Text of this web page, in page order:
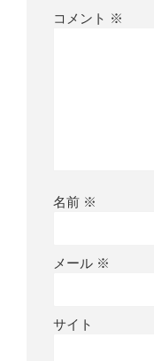
コメント ※
名前 ※
メール ※
サイト